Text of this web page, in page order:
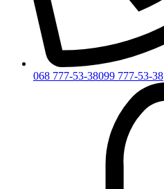
068 777-53-38099 777-53-38